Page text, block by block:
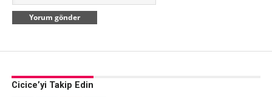
Cicice’yi Takip Edin